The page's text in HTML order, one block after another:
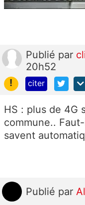
Publié par
20h52
!
citer
HS : plus de 4G
commune..
savent
Publié par